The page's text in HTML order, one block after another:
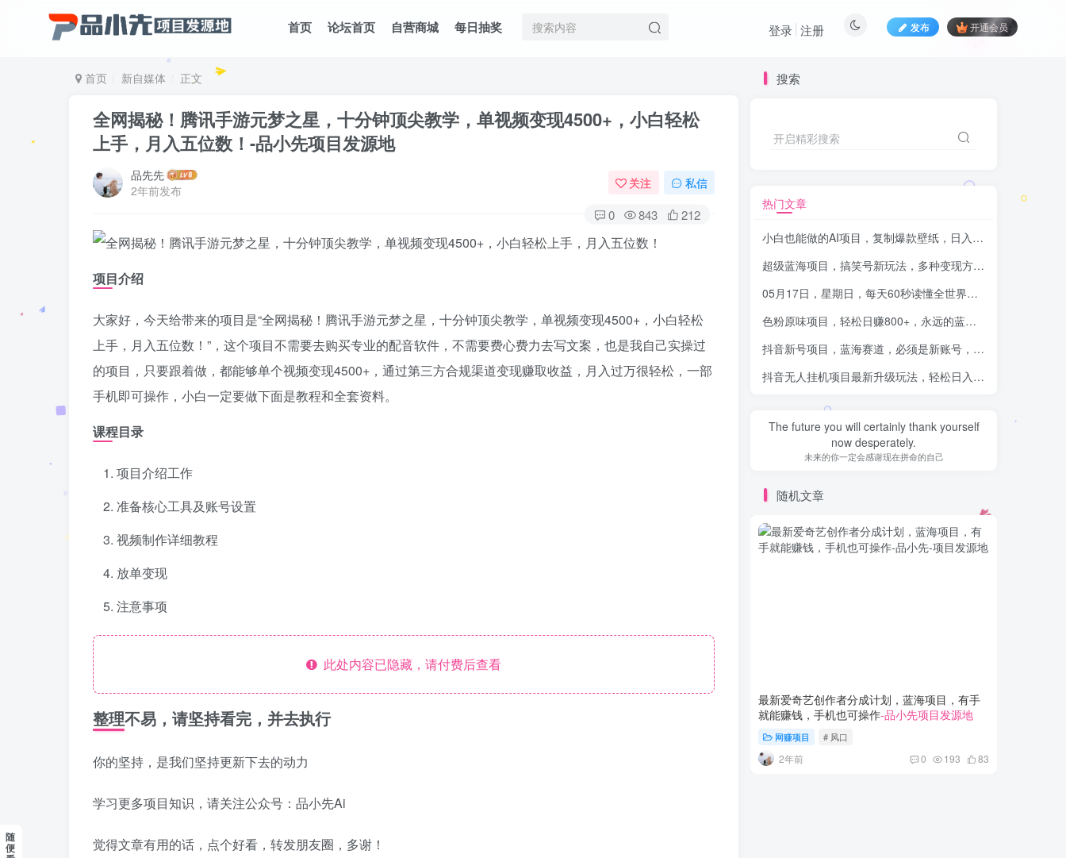
首页 论坛首页 自营商城 每日抽奖 发布 开通会员
登录 注册
首页 新自媒体 正文
全网揭秘！腾讯手游元梦之星，十分钟顶尖教学，单视频变现4500+，小白轻松
上手，月入五位数！ -品小先项目发源地
品先先
2年前发布
关注 私信
0 843 212
项目介绍
大家好，今天给带来的项目是“全网揭秘！腾讯手游元梦之星，十分钟顶尖教学，单视频变现4500+，小白轻松
上手，月入五位数！”，这个项目不需要去购买专业的配音软件，不需要费心费力去写文案，也是我自己实操过
的项目，只要跟着做，都能够单个视频变现4500+，通过第三方合规渠道变现赚取收益，月入过万很轻松，一部
手机即可操作，小白一定要做下面是教程和全套资料。
课程目录
项目介绍工作
准备核心工具及账号设置
视频制作详细教程
放单变现
注意事项
此处内容已隐藏，请付费后查看
整理不易，请坚持看完，并去执行
你的坚持，是我们坚持更新下去的动力
学习更多项目知识，请关注公众号：品小先Ai
觉得文章有用的话，点个好看，转发朋友圈，多谢！
搜索
开启精彩搜索
热门文章
小白也能做的AI项目，复制爆款壁纸，日入1000+
超级蓝海项目，搞笑号新玩法，多种变现方式轻松实现日入500+
05月17日，星期日，每天60秒读懂全世界！-品小先项目发源地
色粉原味项目，轻松日赚800+，永远的蓝海项目，无脑操作也能直接出单
抖音新号项目，蓝海赛道，必须是新账号，日入 4000+
抖音无人挂机项目最新升级玩法，轻松日入500+，挂载小程序玩法，不违规不封号，有号的一定挂起来
The future you will certainly thank yourself
now desperately.
未来的你一定会感谢现在拼命的自己
随机文章
最新爱奇艺创作者分成计划，蓝海项目，有手
就能赚钱，手机也可操作-品小先项目发源地
网赚项目 # 风口
2年前 0 193 83
随
便